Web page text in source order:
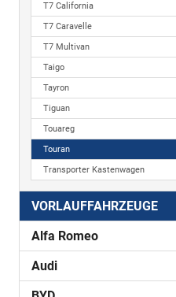
T7 California
T7 Caravelle
T7 Multivan
Taigo
Tayron
Tiguan
Touareg
Touran
Transporter Kastenwagen
VORLAUFFAHRZEUGE
Alfa Romeo
Audi